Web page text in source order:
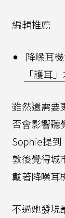
編輯推薦
降噪耳
「護耳
雖然還需要
否會影響聽
Sophie提
敦後覺得城
戴著降噪耳
不過她發現